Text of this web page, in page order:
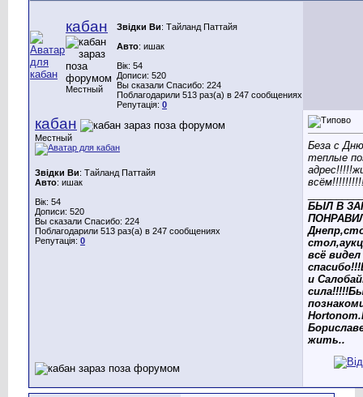
кабан
Местный
Звідки Ви: Тайланд Паттайя
Авто: ишак
Вік: 54
Дописи: 520
Вы сказали Спасибо: 224
Поблагодарили 513 раз(а) в 247 сообщениях
Репутація: 0
кабан
Местный
Звідки Ви: Тайланд Паттайя
Авто: ишак
Вік: 54
Дописи: 520
Вы сказали Спасибо: 224
Поблагодарили 513 раз(а) в 247 сообщениях
Репутація: 0
Беза с
теплые
БЫЛ В
всё
и
жить..